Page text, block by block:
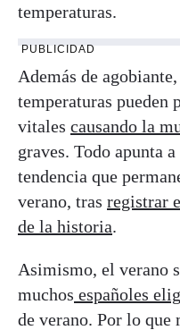
temperaturas.
PUBLICIDAD
Además de
temperaturas pueden
vitales causando la
graves. Todo apunta
tendencia que
verano, tras registrar
de la historia.
Asimismo, el verano
muchos españoles
de verano. Por lo que